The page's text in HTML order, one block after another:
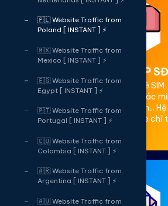
🇵🇱 Website Traffic from
Poland [ INSTANT ] ⚡
🇲🇽 Website Traffic from
Mexico [ INSTANT ] ⚡
🇪🇬 Website Traffic from
Egypt [ INSTANT ] ⚡
🇵🇹 Website Traffic from
Portugal [ INSTANT ] ⚡
🇨🇴 Website Traffic from
Colombia [ INSTANT ] ⚡
🇦🇷 Website Traffic from
Argentina [ INSTANT ] ⚡
🇦🇺 Website Traffic from
2. Thuê OTP
Cung cấp dịch vụ cho thuê
(SĐT) để nhận mã OTP xác
Facebook, Google, Telegram...
bảo mật, giá rẻ, nhận code chỉ